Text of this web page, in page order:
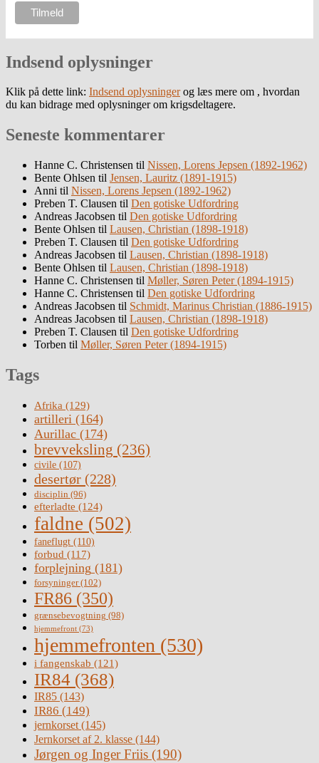
Indsend oplysninger
Klik på dette link: Indsend oplysningerog læs mere om , hvordan
du kan bidrage med oplysninger om krigsdeltagere.
Seneste kommentarer
Hanne C. Christensen til Nissen, Lorens Jepsen (1892-1962)
Bente Ohlsen til Jensen, Lauritz (1891-1915)
Anni til Nissen, Lorens Jepsen (1892-1962)
Preben T. Clausen til Den gotiske Udfordring
Andreas Jacobsen til Den gotiske Udfordring
Bente Ohlsen til Lausen, Christian (1898-1918)
Preben T. Clausen til Den gotiske Udfordring
Andreas Jacobsen til Lausen, Christian (1898-1918)
Bente Ohlsen til Lausen, Christian (1898-1918)
Hanne C. Christensen til Møller, Søren Peter (1894-1915)
Hanne C. Christensen til Den gotiske Udfordring
Andreas Jacobsen til Schmidt, Marinus Christian (1886-1915)
Andreas Jacobsen til Lausen, Christian (1898-1918)
Preben T. Clausen til Den gotiske Udfordring
Torben til Møller, Søren Peter (1894-1915)
Tags
Afrika (129)
artilleri (164)
Aurillac (174)
brevveksling (236)
civile (107)
desertør (228)
disciplin (96)
efterladte (124)
faldne (502)
faneflugt (110)
forbud (117)
forplejning (181)
forsyninger(102)
FR86 (350)
grænsebevogtning (98)
hjemmefront (73)
hjemmefronten (530)
i fangenskab (121)
IR84 (368)
IR85 (143)
IR86 (149)
jernkorset(145)
Jernkorset af 2. klasse (144)
Jørgen og Inger Friis (190)